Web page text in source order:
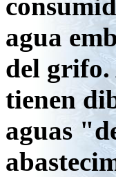
agua
del grifo.
tienen
aguas